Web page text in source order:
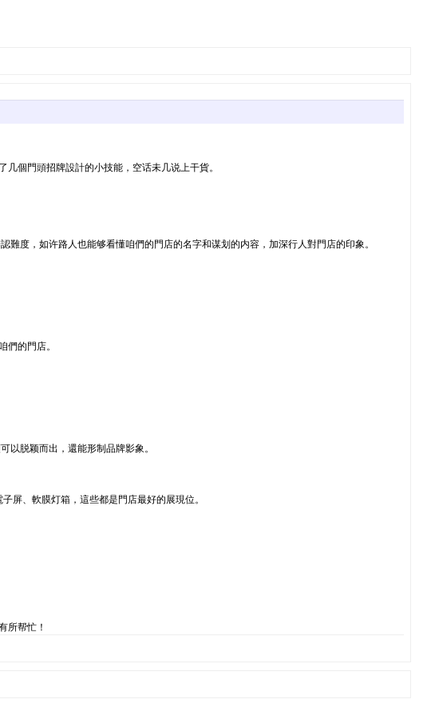
個門頭招牌設計的小技能，空话未几说上干貨。
度，如许路人也能够看懂咱們的門店的名字和谋划的内容，加深行人對門店的印象。
的門店。
以脱颖而出，還能形制品牌影象。
屏、軟膜灯箱，這些都是門店最好的展現位。
所帮忙！